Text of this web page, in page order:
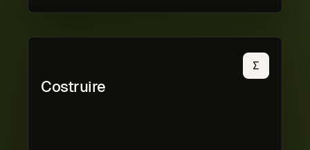
∑
Costruire